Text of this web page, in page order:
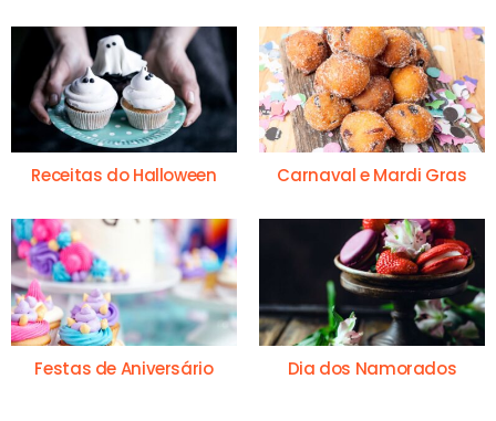
Receitas do Halloween Carnaval e Mardi Gras
Festas de Aniversário Dia dos Namorados